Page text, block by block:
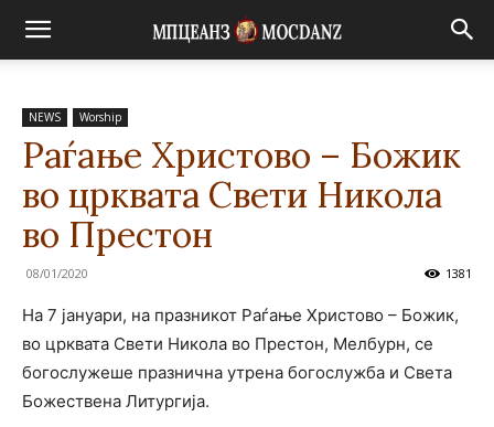
NEWS Worship
Раѓање Христово – Божик
во црквата Свети Никола
во Престон
08/01/2020 1381
На 7 јануари, на празникот Раѓање Христово – Божик,
во црквата Свети Никола во Престон, Мелбурн, се
богослужеше празнична утрена богослужба и Света
Божествена Литургија.